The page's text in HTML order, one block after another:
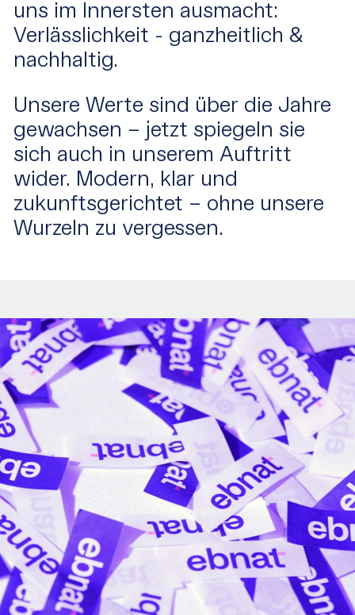
uns im Innersten ausmacht:
Verlässlichkeit - ganzheitlich &
nachhaltig.
Unsere Werte sind über die Jahre
gewachsen – jetzt spiegeln sie
sich auch in unserem Auftritt
wider. Modern, klar und
zukunftsgerichtet – ohne unsere
Wurzeln zu vergessen.